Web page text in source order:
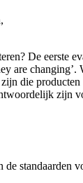
De eerste
are
die
zijn